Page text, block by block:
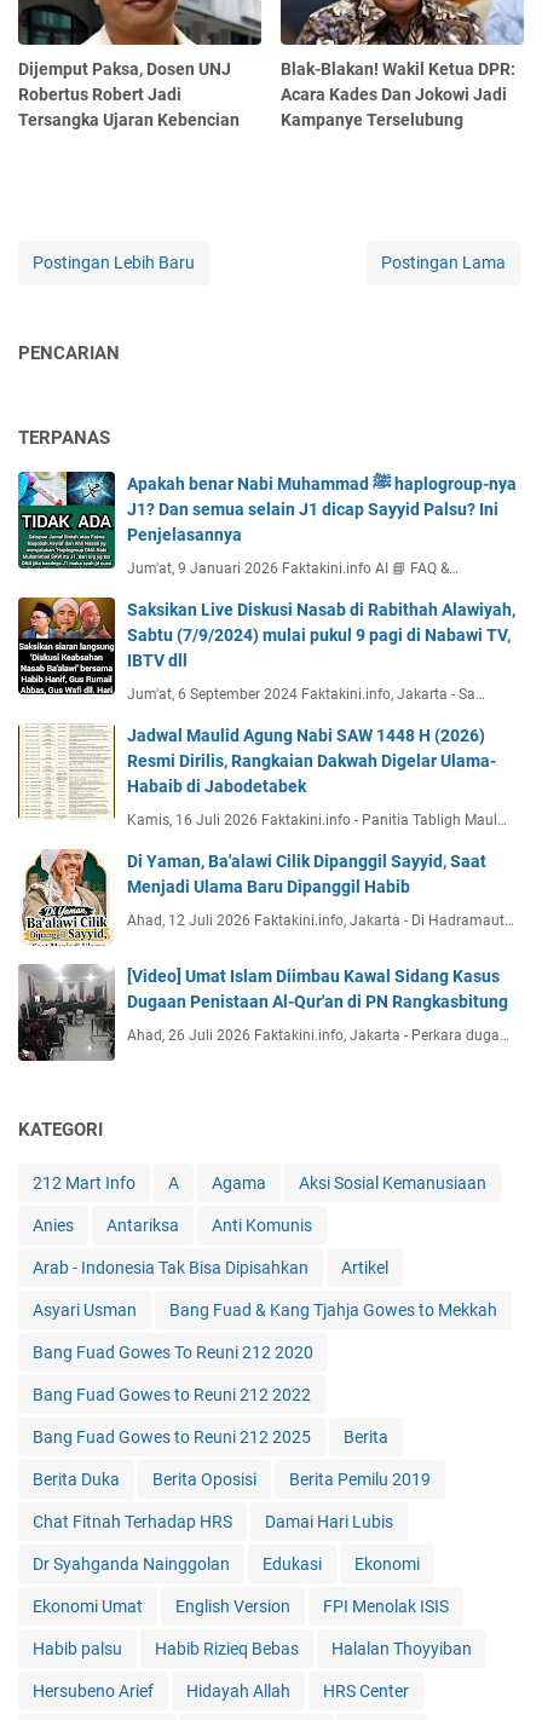
Dijemput Paksa, Dosen UNJ
Robertus Robert Jadi
Tersangka Ujaran Kebencian
Blak-Blakan! Wakil Ketua DPR:
Acara Kades Dan Jokowi Jadi
Kampanye Terselubung
Postingan Lebih Baru Postingan Lama
PENCARIAN
TERPANAS
Apakah benar Nabi Muhammad ﷺ haplogroup-nya
J1? Dan semua selain J1 dicap Sayyid Palsu? Ini
Penjelasannya
Jum'at, 9 Januari 2026 Faktakini.info AI 📘 FAQ &…
Saksikan Live Diskusi Nasab di Rabithah Alawiyah,
Sabtu (7/9/2024) mulai pukul 9 pagi di Nabawi TV,
IBTV dll
Jum'at, 6 September 2024 Faktakini.info, Jakarta - Sa…
Jadwal Maulid Agung Nabi SAW 1448 H (2026)
Resmi Dirilis, Rangkaian Dakwah Digelar Ulama-
Habaib di Jabodetabek
Kamis, 16 Juli 2026 Faktakini.info - Panitia Tabligh Maul…
Di Yaman, Ba'alawi Cilik Dipanggil Sayyid, Saat
Menjadi Ulama Baru Dipanggil Habib
Ahad, 12 Juli 2026 Faktakini.info, Jakarta - Di Hadramaut…
[Video] Umat Islam Diimbau Kawal Sidang Kasus
Dugaan Penistaan Al-Qur'an di PN Rangkasbitung
Ahad, 26 Juli 2026 Faktakini.info, Jakarta - Perkara duga…
KATEGORI
212 Mart Info A Agama Aksi Sosial Kemanusiaan
Anies Antariksa Anti Komunis
Arab - Indonesia Tak Bisa Dipisahkan Artikel
Asyari Usman Bang Fuad & Kang Tjahja Gowes to Mekkah
Bang Fuad Gowes To Reuni 212 2020
Bang Fuad Gowes to Reuni 212 2022
Bang Fuad Gowes to Reuni 212 2025 Berita
Berita Duka Berita Oposisi Berita Pemilu 2019
Chat Fitnah Terhadap HRS Damai Hari Lubis
Dr Syahganda Nainggolan Edukasi Ekonomi
Ekonomi Umat English Version FPI Menolak ISIS
Habib palsu Habib Rizieq Bebas Halalan Thoyyiban
Hersubeno Arief Hidayah Allah HRS Center